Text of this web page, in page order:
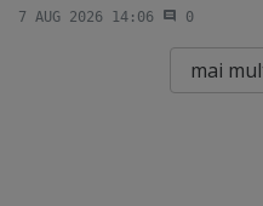
7 AUG 2026 14:06 0
mai